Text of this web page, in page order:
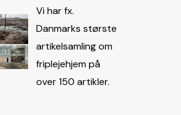
Vi har fx.
Danmarks største
artikelsamling om
friplejehjem på
over 150 artikler.